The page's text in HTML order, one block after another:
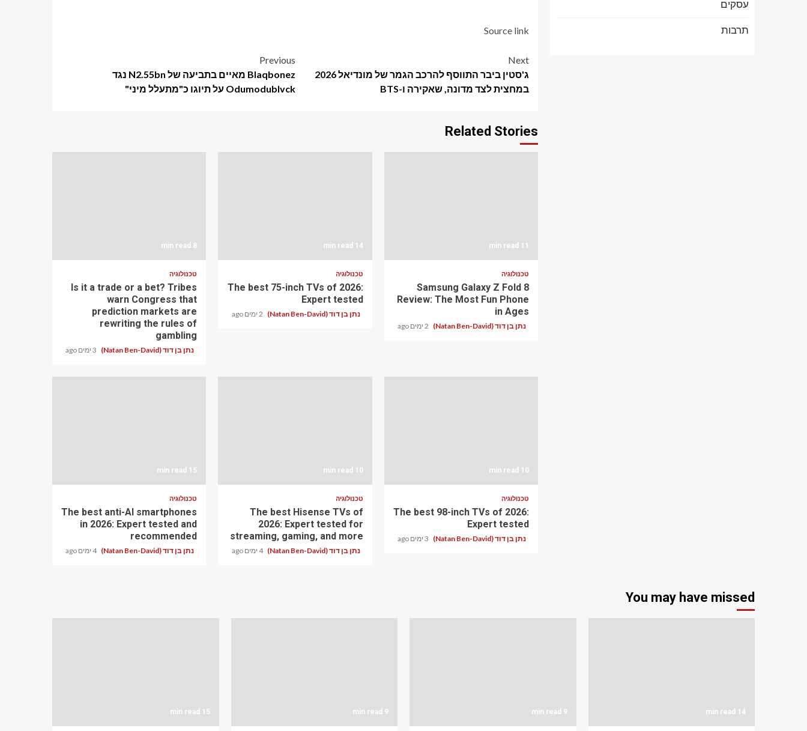
Source link
Post
navigation
Previous
Blaqbonez מאיים בתביעה של N2.55bn נגד
Odumodublvck על תיוגו כ"מתעלל מיני"
Next
ג'סטין ביבר התווסף להרכב הגמר של מונדיאל 2026
במחצית לצד מדונה, שאקירה ו-BTS
Related Stories
11 min read
טכנולוגיה
Samsung Galaxy Z Fold 8
Review: The Most Fun Phone
in Ages
נתן בן דוד (Natan Ben-David) 2 ימים ago
14 min read
טכנולוגיה
The best 75-inch TVs of 2026:
Expert tested
נתן בן דוד (Natan Ben-David) 2 ימים ago
8 min read
טכנולוגיה
Is it a trade or a bet? Tribes
warn Congress that
prediction markets are
rewriting the rules of
gambling
נתן בן דוד (Natan Ben-David) 3 ימים ago
10 min read
טכנולוגיה
The best 98-inch TVs of 2026:
Expert tested
נתן בן דוד (Natan Ben-David) 3 ימים ago
10 min read
טכנולוגיה
The best Hisense TVs of
2026: Expert tested for
streaming, gaming, and more
נתן בן דוד (Natan Ben-David) 4 ימים ago
15 min read
טכנולוגיה
The best anti-AI smartphones
in 2026: Expert tested and
recommended
נתן בן דוד (Natan Ben-David) 4 ימים ago
עסקים
תרבות
You may have missed
14 min read
9 min read
9 min read
15 min read